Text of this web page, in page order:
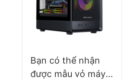
Bạn có thể nhận
được mẫu vỏ máy